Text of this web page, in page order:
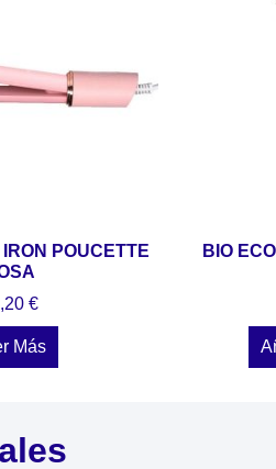
POUCETTE
€
Más
BIO